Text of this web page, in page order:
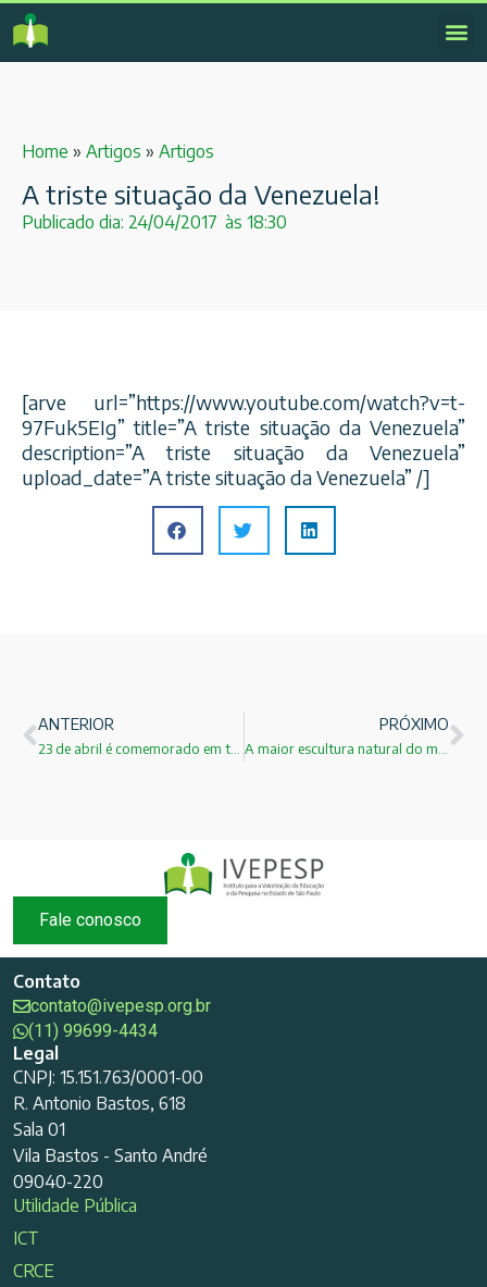
Home » Artigos » Artigos
A triste situação da Venezuela!
Publicado dia: 24/04/2017 às 18:30
[arve url=”https://www.youtube.com/watch?v=t-
97Fuk5EIg” title=”A triste situação da Venezuela”
description=”A triste situação da Venezuela”
upload_date=”A triste situação da Venezuela” /]
ANTERIOR PRÓXIMO
Fale conosco
Contato
contato@ivepesp.org.br
(11) 99699-4434
Legal
CNPJ: 15.151.763/0001-00
R. Antonio Bastos, 618
Sala 01
Vila Bastos - Santo André
09040-220
Utilidade Pública
ICT
CRCE